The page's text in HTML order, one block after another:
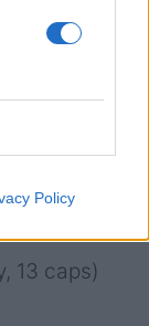
Policy
13 caps)
13 caps)